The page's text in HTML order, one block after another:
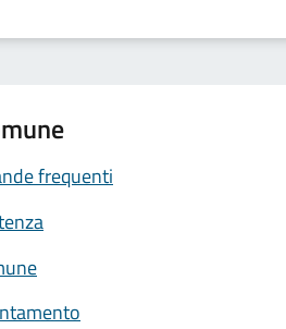
frequenti